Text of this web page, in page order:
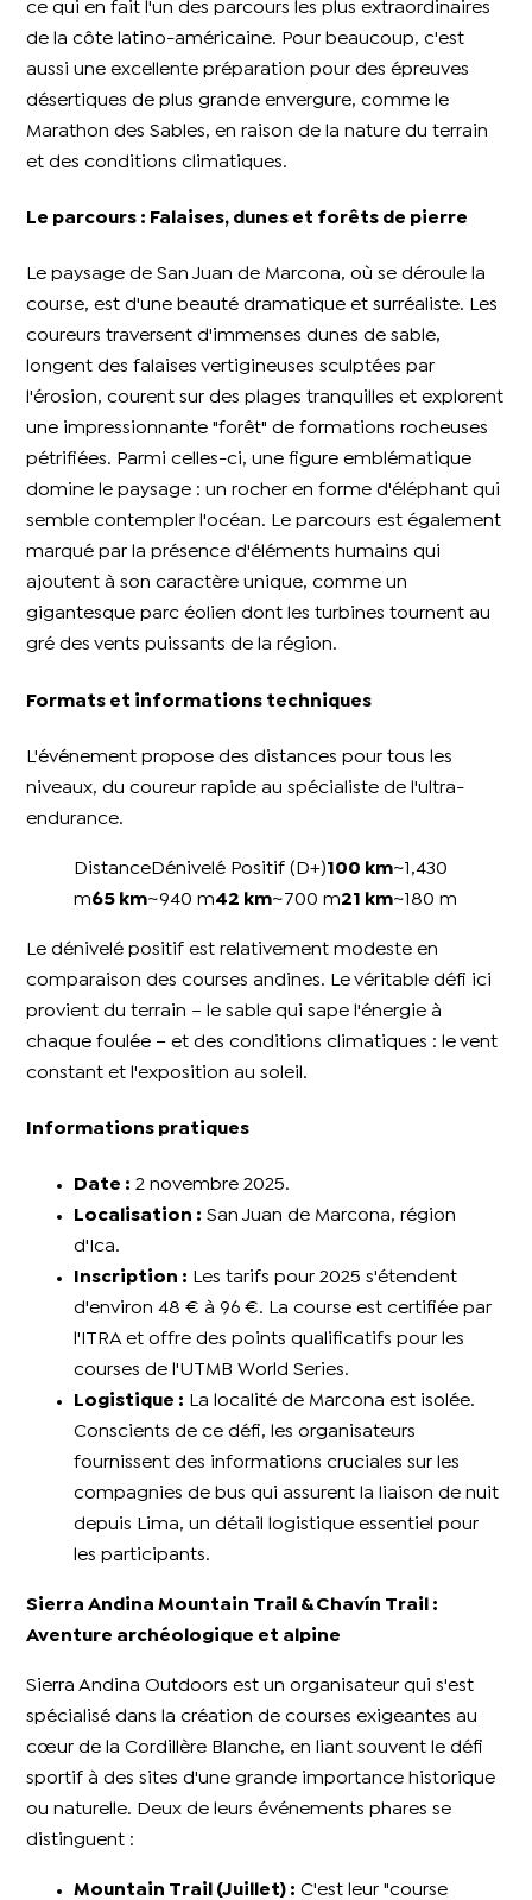
ce qui en fait l'un des parcours les plus extraordinaires
de la côte latino-américaine. Pour beaucoup, c'est
aussi une excellente préparation pour des épreuves
désertiques de plus grande envergure, comme le
Marathon des Sables, en raison de la nature du terrain
et des conditions climatiques.
Le parcours : Falaises, dunes et forêts de pierre
Le paysage de San Juan de Marcona, où se déroule la
course, est d'une beauté dramatique et surréaliste. Les
coureurs traversent d'immenses dunes de sable,
longent des falaises vertigineuses sculptées par
l'érosion, courent sur des plages tranquilles et explorent
une impressionnante "forêt" de formations rocheuses
pétrifiées. Parmi celles-ci, une figure emblématique
domine le paysage : un rocher en forme d'éléphant qui
semble contempler l'océan. Le parcours est également
marqué par la présence d'éléments humains qui
ajoutent à son caractère unique, comme un
gigantesque parc éolien dont les turbines tournent au
gré des vents puissants de la région.
Formats et informations techniques
L'événement propose des distances pour tous les
niveaux, du coureur rapide au spécialiste de l'ultra-
endurance.
DistanceDénivelé Positif (D+)100 km~1,430
m65 km~940 m42 km~700 m21 km~180 m
Le dénivelé positif est relativement modeste en
comparaison des courses andines. Le véritable défi ici
provient du terrain – le sable qui sape l'énergie à
chaque foulée – et des conditions climatiques : le vent
constant et l'exposition au soleil.
Informations pratiques
Date : 2 novembre 2025.
Localisation : San Juan de Marcona, région
d'Ica.
Inscription :
Les tarifs pour 2025 s'étendent
d'environ 48 € à 96 €. La course est certifiée par
l'ITRA et offre des points qualificatifs pour les
courses de l'UTMB World Series.
Logistique :
La localité de Marcona est isolée.
Conscients de ce défi, les organisateurs
fournissent des informations cruciales sur les
compagnies de bus qui assurent la liaison de nuit
depuis Lima, un détail logistique essentiel pour
les participants.
Sierra Andina Mountain Trail & Chavín Trail :
Aventure archéologique et alpine
Sierra Andina Outdoors est un organisateur qui s'est
spécialisé dans la création de courses exigeantes au
cœur de la Cordillère Blanche, en liant souvent le défi
sportif à des sites d'une grande importance historique
ou naturelle. Deux de leurs événements phares se
distinguent :
Mountain Trail (Juillet) : C'est leur "course